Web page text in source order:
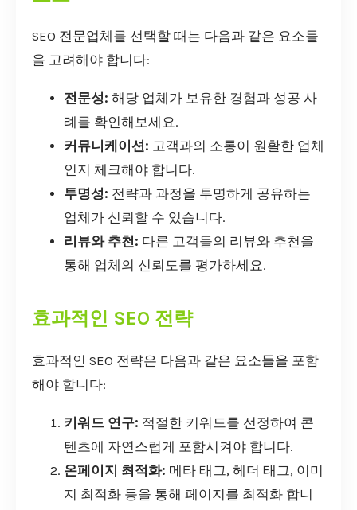
SEO 전문업체를 선택할 때는 다음과 같은 요소들
을 고려해야 합니다:
전문성: 해당 업체가 보유한 경험과 성공 사
례를 확인해보세요.
커뮤니케이션: 고객과의 소통이 원활한 업체
인지 체크해야 합니다.
투명성: 전략과 과정을 투명하게 공유하는
업체가 신뢰할 수 있습니다.
리뷰와 추천: 다른 고객들의 리뷰와 추천을
통해 업체의 신뢰도를 평가하세요.
효과적인 SEO 전략
효과적인 SEO 전략은 다음과 같은 요소들을 포함
해야 합니다:
키워드 연구: 적절한 키워드를 선정하여 콘
텐츠에 자연스럽게 포함시켜야 합니다.
온페이지 최적화: 메타 태그, 헤더 태그, 이미
지 최적화 등을 통해 페이지를 최적화 합니